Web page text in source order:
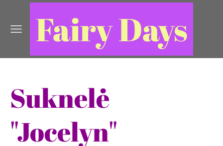
Fairy Days
Suknelė
"Jocelyn"